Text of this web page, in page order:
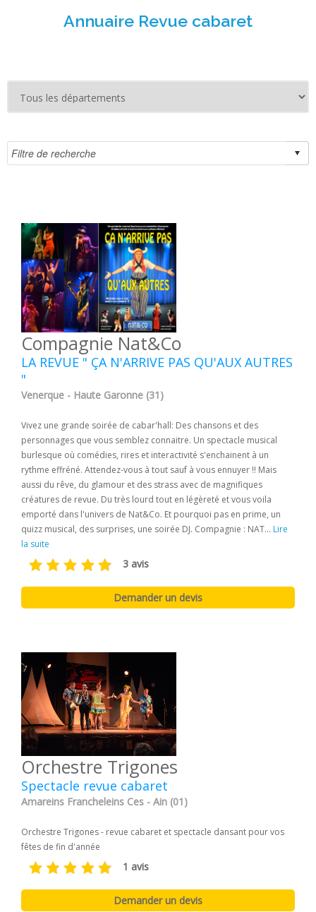
Annuaire Revue cabaret
Compagnie Nat&Co
LA REVUE " ÇA N'ARRIVE PAS QU'AUX AUTRES
"
Venerque - Haute Garonne (31)
Vivez une grande soirée de cabar'hall: Des chansons et des
personnages que vous semblez connaitre. Un spectacle musical
burlesque où comédies, rires et interactivité s'enchainent à un
rythme effréné. Attendez-vous à tout sauf à vous ennuyer !! Mais
aussi du rêve, du glamour et des strass avec de magnifiques
créatures de revue. Du très lourd tout en légèreté et vous voila
emporté dans l'univers de Nat&Co. Et pourquoi pas en prime, un
quizz musical, des surprises, une soirée DJ. Compagnie : NAT... Lire
la suite
3 avis
Orchestre Trigones
Spectacle revue cabaret
Amareins Francheleins Ces - Ain (01)
Orchestre Trigones - revue cabaret et spectacle dansant pour vos
fêtes de fin d'année
1 avis